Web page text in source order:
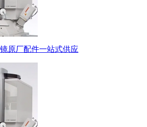
原厂配件一站式供应